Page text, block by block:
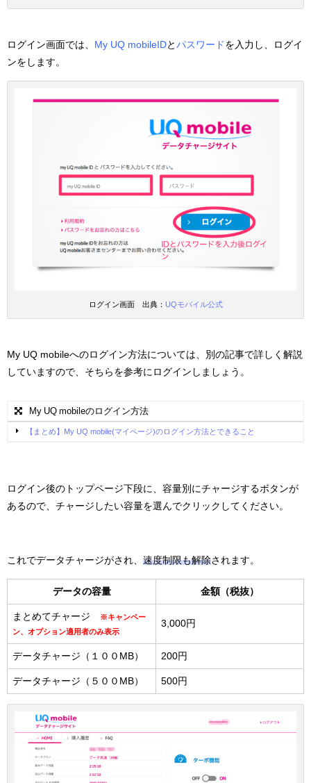
ログイン画面では、 My UQ mobileIDと パスワード を入力し、ログイ
ンをします。
ログイン画面 出典： UQモバイル公式
My UQ mobileへのログイン方法については、別の記事で詳しく解説
していますので、そちらを参考にログインしましょう。
My UQ mobileのログイン方法
【まとめ】My UQ mobile(マイページ)のログイン方法とできること
ログイン後のトップページ下段に、容量別にチャージするボタンが
あるので、チャージしたい容量を選んでクリックしてください。
これでデータチャージがされ、 速度制限も解除されます。
データの容量 金額（税抜）
まとめてチャージ
※キャンペー
ン、オプション適用者のみ表示
3,000円
データチャージ（１００MB） 200円
データチャージ（５００MB） 500円